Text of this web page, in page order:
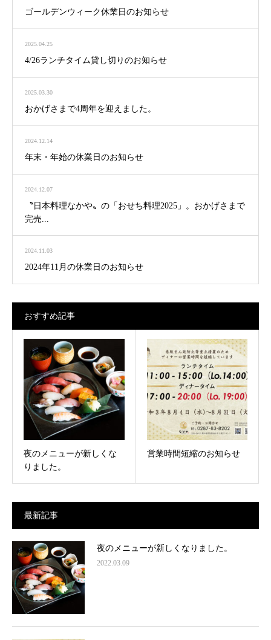
ゴールデンウィーク休業日のお知らせ
2025.04.25
4/26ランチタイム貸し切りのお知らせ
2025.03.30
おかげさまで4周年を迎えました。
2024.12.14
年末・年始の休業日のお知らせ
2024.12.07
〝日本料理なかや〟の「おせち料理2025」。おかげさまで
完売...
2024.11.03
2024年11月の休業日のお知らせ
おすすめ記事
夜のメニューが新しくな
りました。
営業時間短縮のお知らせ
最新記事
夜のメニューが新しくなりました。
2022.03.09